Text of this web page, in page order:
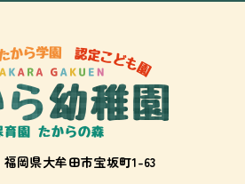
福岡県大牟田市宝坂町1-63